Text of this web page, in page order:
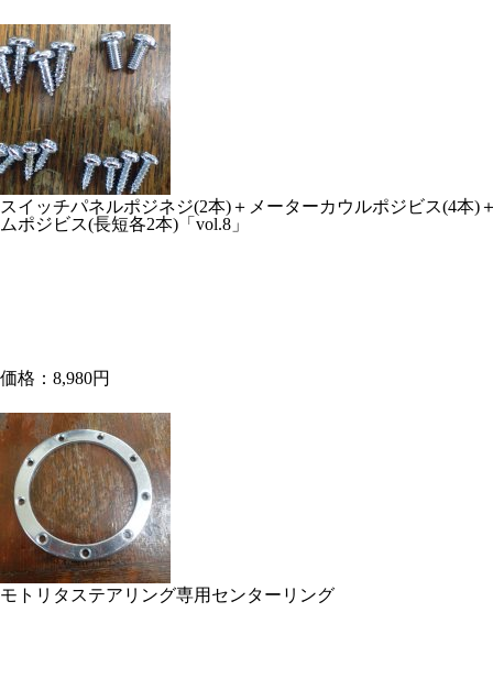
スイッチパネルポジネジ(2本)＋メーターカウルポジビス(4本
ムポジビス(長短各2本)「vol.8」
価格：8,980円
モトリタステアリング専用センターリング